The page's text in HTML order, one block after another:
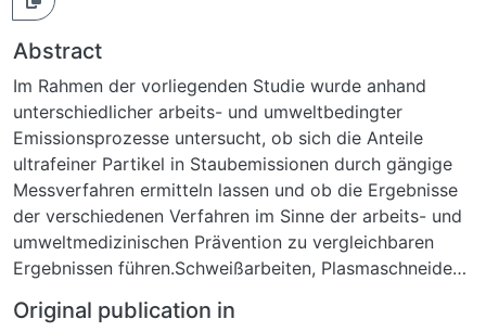
Abstract
Im Rahmen der vorliegenden Studie wurde anhand
unterschiedlicher arbeits- und umweltbedingter
Emissionsprozesse untersucht, ob sich die Anteile
ultrafeiner Partikel in Staubemissionen durch gängige
Messverfahren ermitteln lassen und ob die Ergebnisse
der verschiedenen Verfahren im Sinne der arbeits- und
umweltmedizinischen Prävention zu vergleichbaren
Ergebnissen führen.Schweißarbeiten, Plasmaschneiden
Emissionen untersucht. Jeweils gleichzeitig eingesetzt
Original publication in